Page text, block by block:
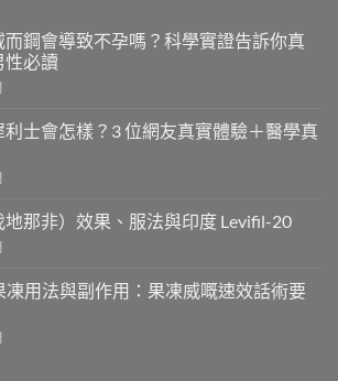
而鋼會導致不孕嗎？科學實證告訴你真
性必讀
利士會怎樣？3 位網友真實體驗＋醫學真
地那非）效果、服法與印度 Levifil-20
凍用法與副作用：果凍威嘅速效話術要